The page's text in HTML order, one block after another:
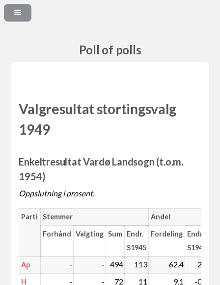
Poll of polls
Valgresultat stortingsvalg
1949
Enkeltresultat Vardø Landsogn (t.o.m.
1954)
Oppslutning i prosent.
Parti Stemmer Andel
Forhånd Valgting Sum Endr.
S1945
Fordeling Endr.
S1945
Ap - - 494 113 62,4 2,5
H - - 72 11 9,1 -0,5